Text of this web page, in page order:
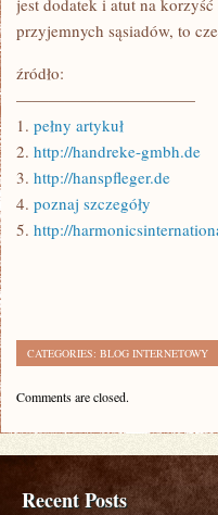
jest dodatek i atut na
przyjemnych sąsiadów, to
źródło:
———————————
1. pełny artykuł
2. http://handreke-gmbh.de
3. http://hanspfleger.de
4. poznaj szczegóły
5. http://
CATEGORIES: BLOG INTERNETOWY
Comments are closed.
Recent Posts